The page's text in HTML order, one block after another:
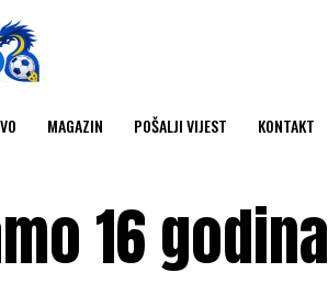
MAGAZIN POŠALJI VIJEST KONTAKT
16 godina